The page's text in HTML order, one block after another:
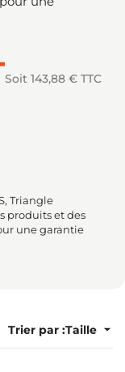
Soit 143,88 € TTC
Triangle
produits et des
une garantie
Trier par :